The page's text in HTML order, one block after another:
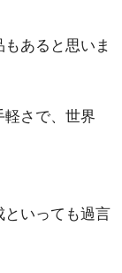
あると思いま
軽さで、世界
といっても過言